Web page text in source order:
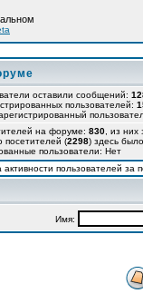
оставили сообщений:
пользователей:
на форуме: 830 , из
посетителей (2298) здесь
пользователи: Нет
пользователей за
Имя: